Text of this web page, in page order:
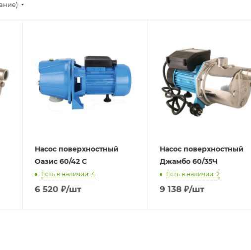
Насос поверхностный
Оазис 60/42 C
Есть в наличии: 4
6 520 ₽/шт
Насос поверхностный
Джамбо 60/35Ч
Есть в наличии: 2
9 138₽/шт